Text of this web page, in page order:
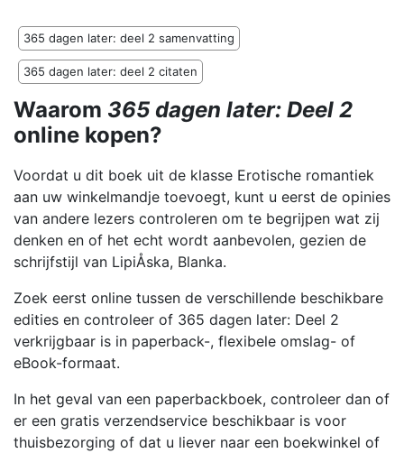
365 dagen later: deel 2 samenvatting
365 dagen later: deel 2 citaten
Waarom 365 dagen later: Deel 2
online kopen?
Voordat u dit boek uit de klasse Erotische romantiek
aan uw winkelmandje toevoegt, kunt u eerst de opinies
van andere lezers controleren om te begrijpen wat zij
denken en of het echt wordt aanbevolen, gezien de
schrijfstijl van LipiÅska, Blanka.
Zoek eerst online tussen de verschillende beschikbare
edities en controleer of 365 dagen later: Deel 2
verkrijgbaar is in paperback-, flexibele omslag- of
eBook-formaat.
In het geval van een paperbackboek, controleer dan of
er een gratis verzendservice beschikbaar is voor
thuisbezorging of dat u liever naar een boekwinkel of